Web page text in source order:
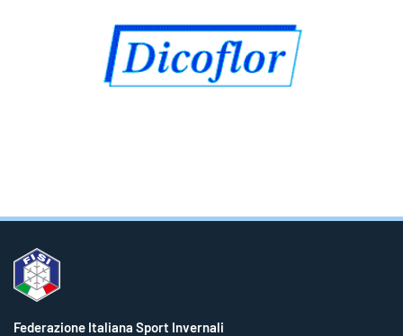
Federazione Italiana Sport Invernali